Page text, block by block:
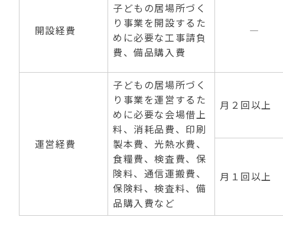
開設経費
子どもの居場所づく
り事業を開設するた
めに必要な工事請負
費、備品購入費
―
運営経費
子どもの居場所づく
り事業を運営するた
めに必要な会場借上
料、消耗品費、印刷
製本費、光熱水費、
食糧費、検査費、保
険料、通信運搬費、
保険料、検査料、備
品購入費など
月２回以上
月１回以上